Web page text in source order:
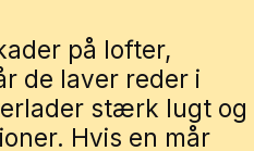
på lofter,
de laver reder i
stærk lugt og
Hvis en mår